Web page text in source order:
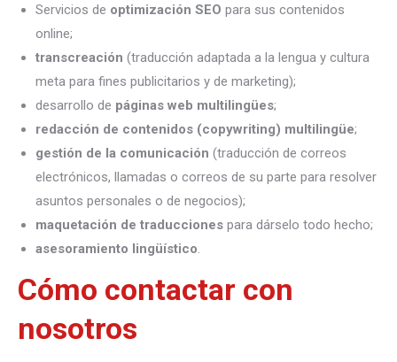
Servicios de optimización SEO para sus contenidos
online;
transcreación (traducción adaptada a la lengua y cultura
meta para fines publicitarios y de marketing);
desarrollo de páginas web multilingües;
redacción de contenidos (copywriting) multilingüe;
gestión de la comunicación (traducción de correos
electrónicos, llamadas o correos de su parte para resolver
asuntos personales o de negocios);
maquetación de traducciones para dárselo todo hecho;
asesoramiento lingüístico.
Cómo contactar con
nosotros